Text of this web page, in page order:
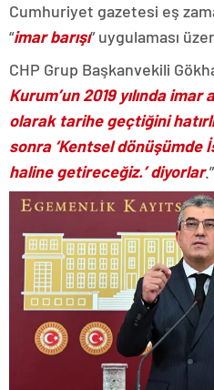
Cumhuriyet gazetesi eş
“imar barışı” uygulaması
CHP Grup Başkanvekili
Kurum’un 2019 yılında
olarak tarihe geçtiğini
sonra ‘Kentsel dönüşümde
haline getireceğiz.’ diyorlar